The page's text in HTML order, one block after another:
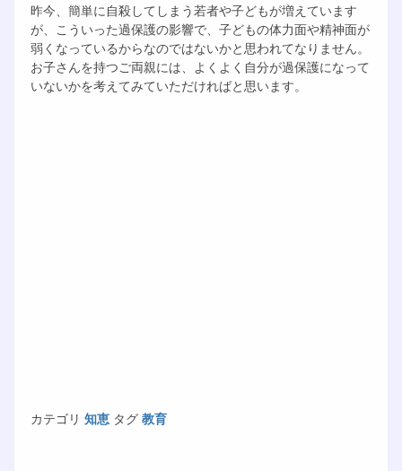
昨今、簡単に自殺してしまう若者や子どもが増えています
が、こういった過保護の影響で、子どもの体力面や精神面が
弱くなっているからなのではないかと思われてなりません。
お子さんを持つご両親には、よくよく自分が過保護になって
いないかを考えてみていただければと思います。
カテゴリ 知恵 タグ 教育